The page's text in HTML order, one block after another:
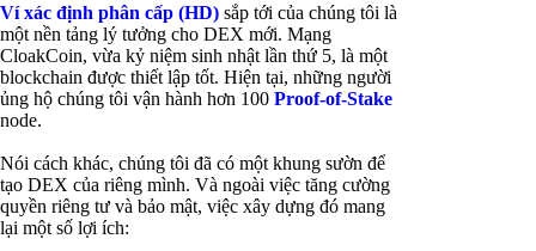
Ví xác định phân cấp (HD) sắp tới của chúng tôi là
một nền tảng lý tưởng cho DEX mới. Mạng
CloakCoin, vừa kỷ niệm sinh nhật lần thứ 5, là một
blockchain được thiết lập tốt. Hiện tại, những người
ủng hộ chúng tôi vận hành hơn 100 Proof-of-Stake
node.
Nói cách khác, chúng tôi đã có một khung sườn để
tạo DEX của riêng mình. Và ngoài việc tăng cường
quyền riêng tư và bảo mật, việc xây dựng đó mang
lại một số lợi ích: